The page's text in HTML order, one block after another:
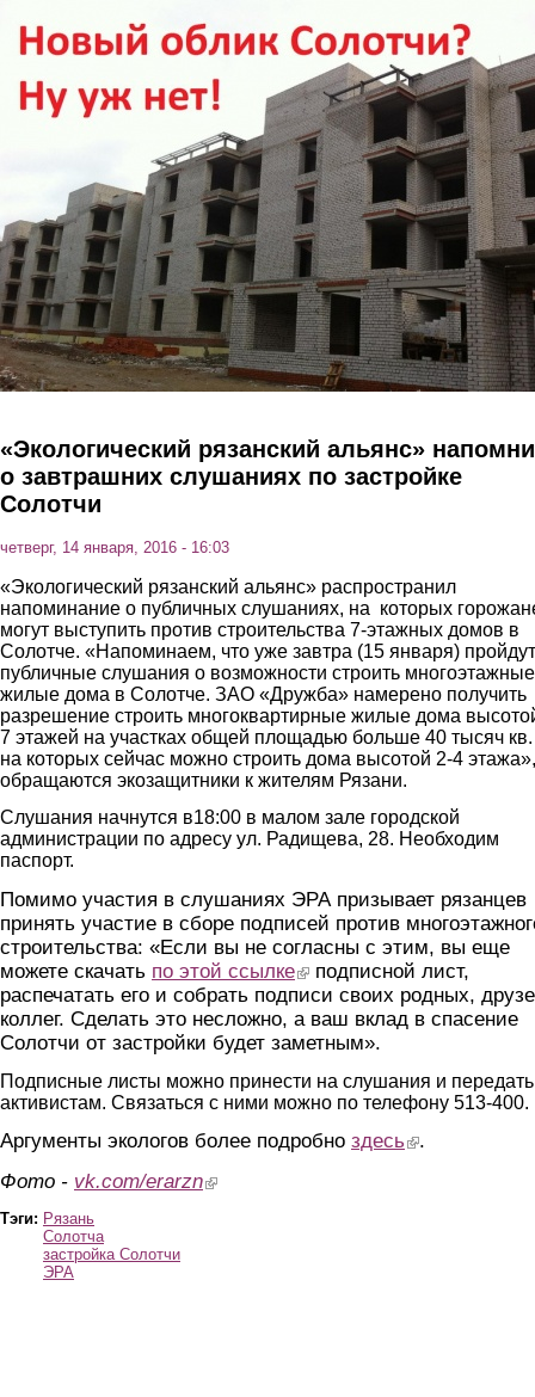
«Экологический рязанский альянс»
о завтрашних слушаниях по застройке
Солотчи
четверг, 14 января, 2016 - 16:03
«Экологический рязанский альянс» распространил
напоминание о публичных слушаниях, на которых
могут выступить против строительства 7-этажных домов в
Солотче. «Напоминаем, что уже завтра (15 января) пройдут
публичные слушания о возможности строить многоэтажные
жилые дома в Солотче. ЗАО «Дружба» намерено получить
разрешение строить многоквартирные жилые дома
7 этажей на участках общей площадью больше 40 тысяч
на которых сейчас можно строить дома высотой 2-4
обращаются экозащитники к жителям Рязани.
Слушания начнутся в18:00 в малом зале городской
администрации по адресу ул. Радищева, 28. Необходим
паспорт.
Помимо участия в слушаниях ЭРА призывает рязанцев
принять участие в сборе подписей против
строительства: «Если вы не согласны с этим, вы еще
можете скачать по этой ссылке(link is external)
подписной лист,
распечатать его и собрать подписи своих родных,
коллег. Сделать это несложно, а ваш вклад в спасение
Солотчи от застройки будет заметным».
Подписные листы можно принести на слушания и передать
активистам. Связаться с ними можно по телефону 513-400.
Аргументы экологов более подробно здесь (link is external)
.
Фото - vk.com/erarzn(link is external)
Тэги: Рязань
Солотча
застройка Солотчи
ЭРА